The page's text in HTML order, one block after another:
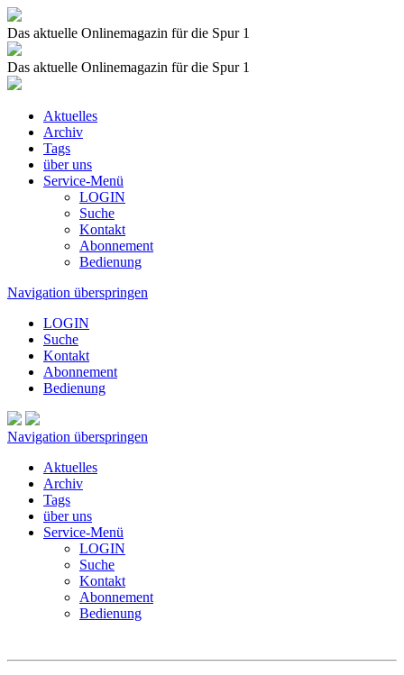
Das aktuelle Onlinemagazin für die Spur 1
Das aktuelle Onlinemagazin für die Spur 1
Aktuelles
Archiv
Tags
über uns
Service-Menü
LOGIN
Suche
Kontakt
Abonnement
Bedienung
Navigation überspringen
LOGIN
Suche
Kontakt
Abonnement
Bedienung
Navigation überspringen
Aktuelles
Archiv
Tags
über uns
Service-Menü
LOGIN
Suche
Kontakt
Abonnement
Bedienung